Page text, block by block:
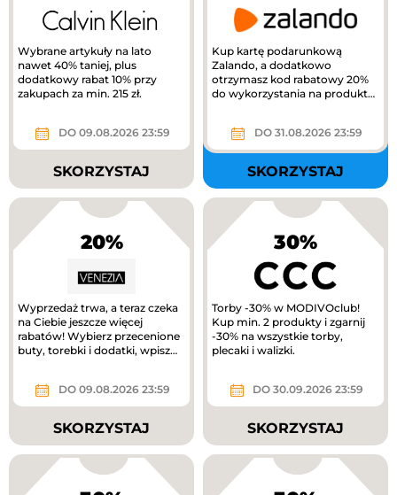
Wybrane artykuły na lato
nawet 40% taniej, plus
dodatkowy rabat 10% przy
zakupach za min. 215 zł.
DO 09.08.2026 23:59
SKORZYSTAJ
Kup kartę podarunkową
Zalando, a dodatkowo
otrzymasz kod rabatowy 20%
do wykorzystania na produkty
DO 31.08.2026 23:59
SKORZYSTAJ
20%
Wyprzedaż trwa, a teraz czeka
na Ciebie jeszcze więcej
rabatów! Wybierz przecenione
buty, torebki i dodatki, wpisz
DO 09.08.2026 23:59
SKORZYSTAJ
30%
Torby -30% w MODIVOclub!
Kup min. 2 produkty i zgarnij
-30% na wszystkie torby,
plecaki i walizki.
DO 30.09.2026 23:59
SKORZYSTAJ